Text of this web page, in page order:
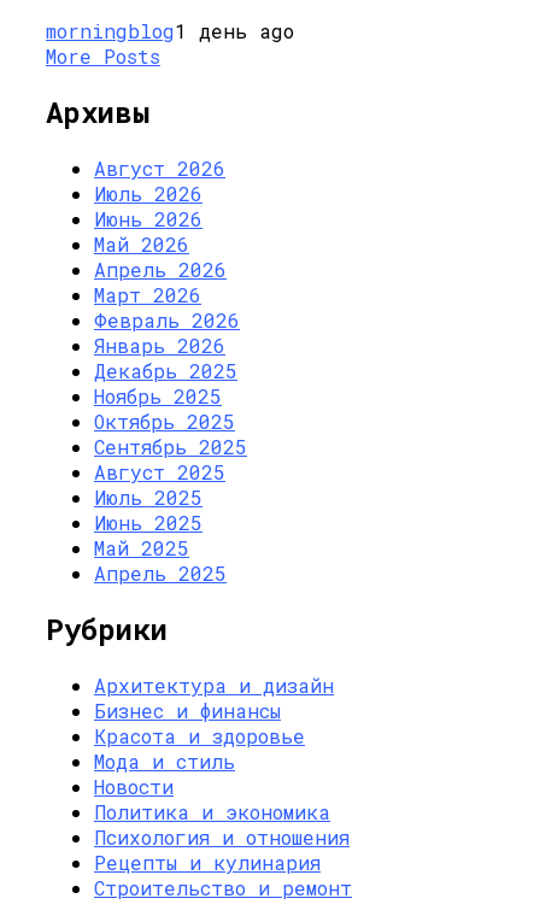
morningblog1 день ago
More Posts
Архивы
Август 2026
Июль 2026
Июнь 2026
Май 2026
Апрель 2026
Март 2026
Февраль 2026
Январь 2026
Декабрь 2025
Ноябрь 2025
Октябрь 2025
Сентябрь 2025
Август 2025
Июль 2025
Июнь 2025
Май 2025
Апрель 2025
Рубрики
Архитектура и дизайн
Бизнес и финансы
Красота и здоровье
Мода и стиль
Новости
Политика и экономика
Психология и отношения
Рецепты и кулинария
Строительство и ремонт